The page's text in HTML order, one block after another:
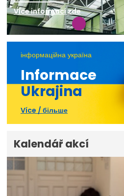
Více informací zde
інформаційна україна
Informace
Ukrajina
Více / більше
Kalendář akcí